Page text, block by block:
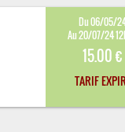
Du 06/05/
Au 20/07/24
15.00 €
TARIF